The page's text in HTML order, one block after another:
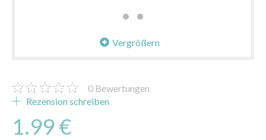
Vergrößern
0 Bewertungen
Rezension schreiben
1.99 €